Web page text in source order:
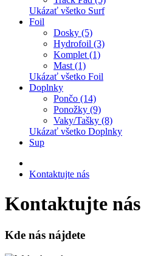
Ukázať všetko Surf
Foil
Dosky (5)
Hydrofoil (3)
Komplet (1)
Mast (1)
Ukázať všetko Foil
Doplnky
Pončo (14)
Ponožky (9)
Vaky/Tašky (8)
Ukázať všetko Doplnky
Sup
Kontaktujte nás
Kontaktujte nás
Kde nás nájdete